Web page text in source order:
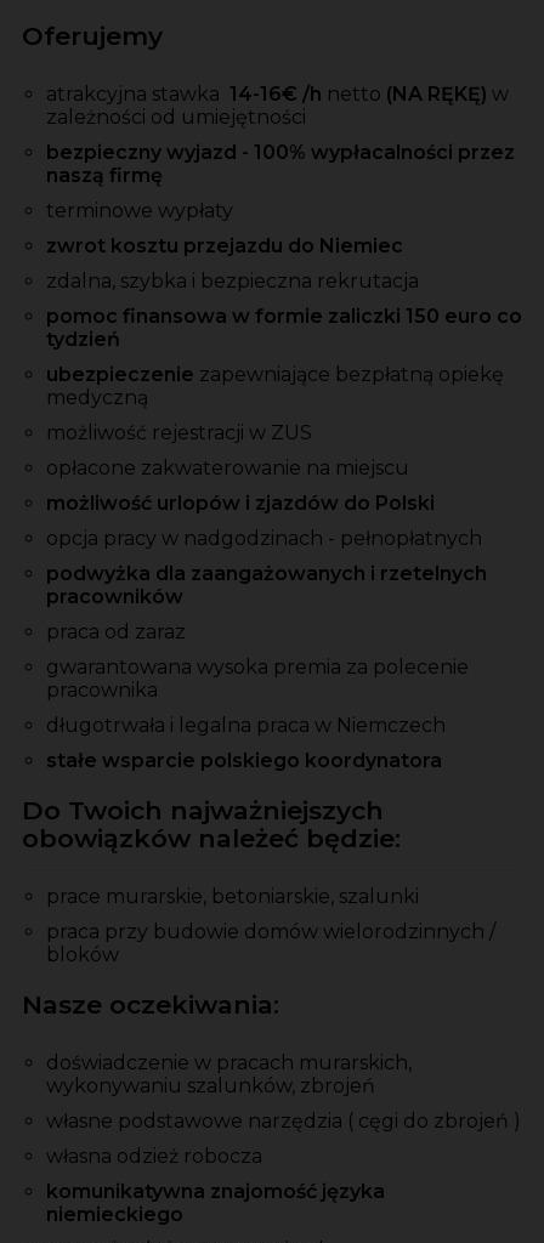
Oferujemy
atrakcyjna stawka 14-16€ /h netto (NA RĘKĘ) w
zależności od umiejętności
bezpieczny wyjazd - 100% wypłacalności przez
naszą firmę
terminowe wypłaty
zwrot kosztu przejazdu do Niemiec
zdalna, szybka i bezpieczna rekrutacja
pomoc finansowa w formie zaliczki 150 euro co
tydzień
ubezpieczenie zapewniające bezpłatną opiekę
medyczną
możliwość rejestracji w ZUS
opłacone zakwaterowanie na miejscu
możliwość urlopów i zjazdów do Polski
opcja pracy w nadgodzinach - pełnopłatnych
podwyżka dla zaangażowanych i rzetelnych
pracowników
praca od zaraz
gwarantowana wysoka premia za polecenie
pracownika
długotrwała i legalna praca w Niemczech
stałe wsparcie polskiego koordynatora
Do Twoich najważniejszych
obowiązków należeć będzie:
prace murarskie, betoniarskie, szalunki
praca przy budowie domów wielorodzinnych /
bloków
Nasze oczekiwania:
doświadczenie w pracach murarskich,
wykonywaniu szalunków, zbrojeń
własne podstawowe narzędzia ( cęgi do zbrojeń )
własna odzież robocza
komunikatywna znajomość języka
niemieckiego